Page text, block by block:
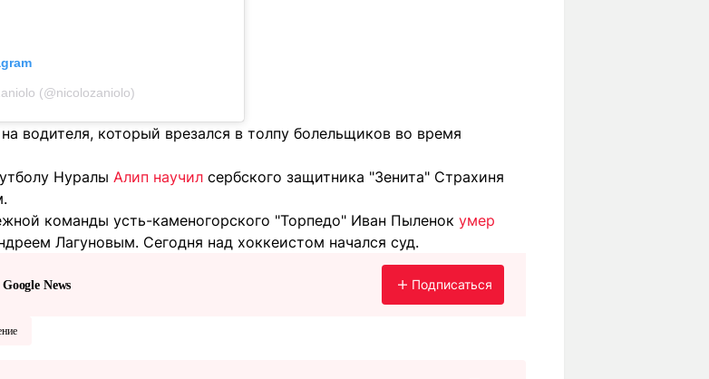
(@nicolozaniolo)
на водителя, который врезался в толпу болельщиков во время
Нуралы Алип научил сербского защитника "Зенита" Страхиня
команды усть-каменогорского "Торпедо" Иван Пыленок умер
Лагуновым. Сегодня над хоккеистом начался суд.
News Подписаться